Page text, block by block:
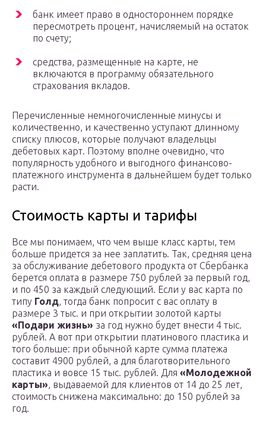
банк имеет право в одностороннем порядке
пересмотреть процент, начисляемый на остаток
по счету;
средства, размещенные на карте, не
включаются в программу обязательного
страхования вкладов.
Перечисленные немногочисленные минусы и
количественно, и качественно уступают длинному
списку плюсов, которые получают владельцы
дебетовых карт. Поэтому вполне очевидно, что
популярность удобного и выгодного финансово-
платежного инструмента в дальнейшем будет только
расти.
Стоимость карты и тарифы
Все мы понимаем, что чем выше класс карты, тем
больше придется за нее заплатить. Так, средняя цена
за обслуживание дебетового продукта от Сбербанка
берется оплата в размере 750 рублей за первый год,
и по 450 за каждый следующий. Если у вас карта по
типу Голд, тогда банк попросит с вас оплату в
размере 3 тыс. и при открытии золотой карты
«Подари жизнь» за год нужно будет внести 4 тыс.
рублей. А вот при открытии платинового пластика и
того больше: при обычной карте сумма платежа
составит 4900 рублей, а для благотворительного
пластика и вовсе 15 тыс. рублей. Для «Молодежной
карты», выдаваемой для клиентов от 14 до 25 лет,
стоимость снижена максимально: до 150 рублей за
год.